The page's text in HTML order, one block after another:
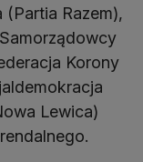
Razem),
Korony
Lewica)